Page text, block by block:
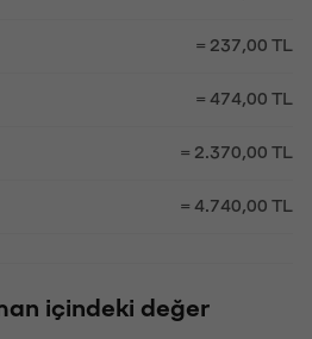
= 237,00 TL
= 474,00 TL
= 2.370,00 TL
= 4.740,00 TL
içindeki değer